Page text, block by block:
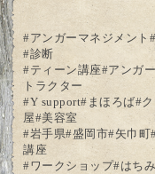
#アンガーマネジメント #
#診断
#ティーン講座#アンガ
トラクター
#Y support# まほろば#
屋#美容室
#岩手県#盛岡市#矢巾町
講座
#ワークショップ#はち